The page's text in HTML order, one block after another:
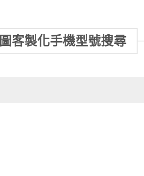
客製化手機型號搜尋